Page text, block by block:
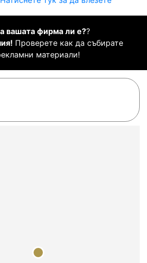
вашата фирма ли е??
Проверете как да събирате
материали!